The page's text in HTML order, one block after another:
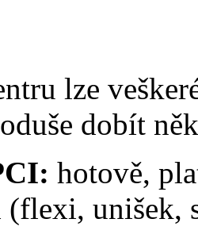
lze
dobít
hotově,
(flexi,